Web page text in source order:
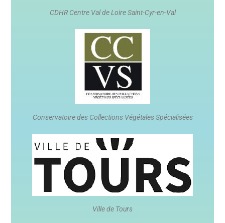
CDHR Centre Val de Loire Saint-Cyr-en-Val
Conservatoire des Collections Végétales Spécialisées
Ville de Tours